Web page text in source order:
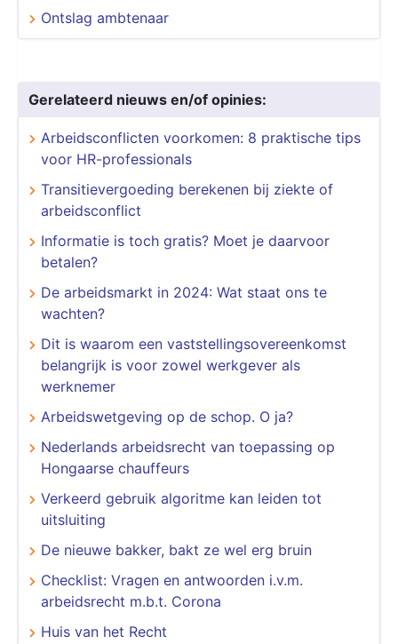
Ontslag ambtenaar
Gerelateerd nieuws en/of opinies:
Arbeidsconflicten voorkomen: 8 praktische tips
voor HR-professionals
Transitievergoeding berekenen bij ziekte of
arbeidsconflict
Informatie is toch gratis? Moet je daarvoor
betalen?
De arbeidsmarkt in 2024: Wat staat ons te
wachten?
Dit is waarom een vaststellingsovereenkomst
belangrijk is voor zowel werkgever als
werknemer
Arbeidswetgeving op de schop. O ja?
Nederlands arbeidsrecht van toepassing op
Hongaarse chauffeurs
Verkeerd gebruik algoritme kan leiden tot
uitsluiting
De nieuwe bakker, bakt ze wel erg bruin
Checklist: Vragen en antwoorden i.v.m.
arbeidsrecht m.b.t. Corona
Huis van het Recht